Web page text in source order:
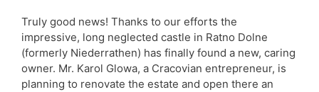
Truly good news! Thanks to our efforts the
impressive, long neglected castle in Ratno Dolne
(formerly Niederrathen) has finally found a new, caring
owner. Mr. Karol Glowa, a Cracovian entrepreneur, is
planning to renovate the estate and open there an